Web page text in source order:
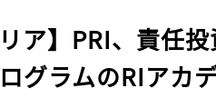
ア】PRI、責任
グラムのRIアカ